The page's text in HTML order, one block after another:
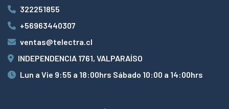
322251855
+56963440307
ventas@telectra.cl
INDEPENDENCIA 1761, VALPARAÍSO
Lun a Vie 9:55 a 18:00hrs Sábado 10:00 a 14:00hrs